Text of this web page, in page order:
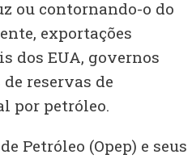
ou contornando-o do
exportações
dos EUA, governos
reservas de
por petróleo.
Petróleo (Opep) e seus